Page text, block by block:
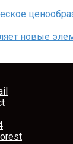
новые